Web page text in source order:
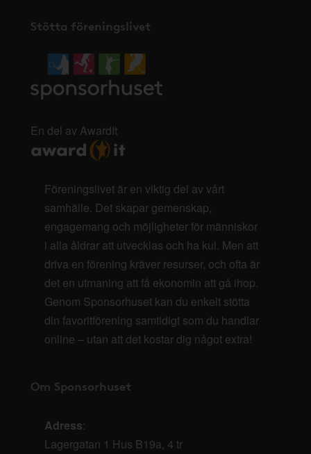
Stötta föreningslivet
En del av AwardIt
Föreningslivet är en viktig del av vårt
samhälle. Det skapar gemenskap,
engagemang och möjligheter för människor
i alla åldrar att utvecklas och ha kul. Men att
driva en förening kräver resurser, och ofta är
det en utmaning att få ekonomin att gå ihop.
Genom Sponsorhuset kan du enkelt stötta
din favoritförening samtidigt som du handlar
online – utan att det kostar dig något extra!
Om Sponsorhuset
Adress:
Lagergatan 1 Hus B19a, 4 tr